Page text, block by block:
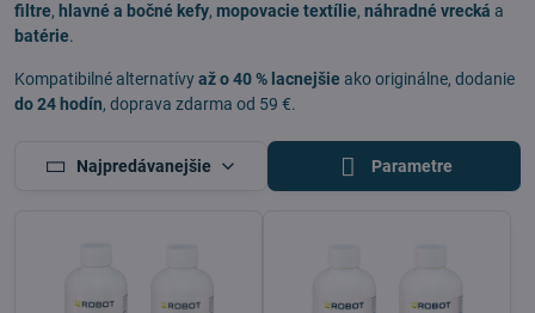
filtre, hlavné a bočné kefy, mopovacie textílie, náhradné vrecká a
batérie.
Kompatibilné alternatívyaž o 40 % lacnejšie ako originálne, dodanie
do 24 hodín, doprava zdarma od 59 €.
Najpredávanejšie Parametre